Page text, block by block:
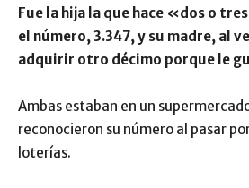
Fue la hija la que hace «dos o
el número, 3.347, y su madre, al
adquirir otro décimo porque le
Ambas estaban en un
reconocieron su número al pasar
loterías.